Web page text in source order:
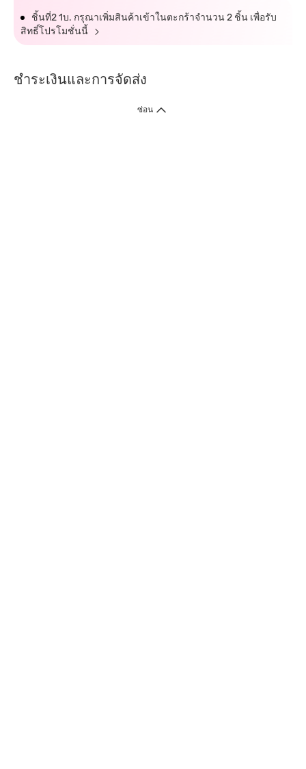
ชิ้นที่2 1บ. กรุณาเพิ่มสินค้าเข้าในตะกร้าจำนวน 2 ชิ้น เพื่อรับ
สิทธิ์โปรโมชั่นนี้
ชำระเงินและการจัดส่ง
ซ่อน